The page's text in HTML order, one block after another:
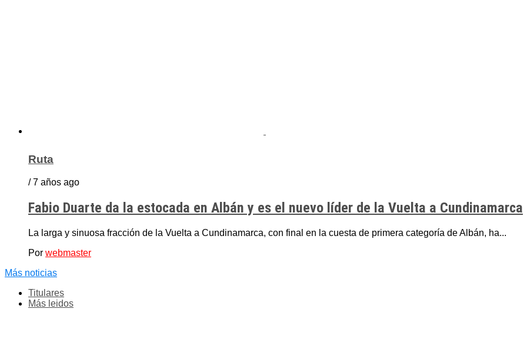
Ruta
/ 7 años ago
Fabio Duarte da la estocada en Albán y es el nuevo líder de la Vuelta a Cundinamarca
La larga y sinuosa fracción de la Vuelta a Cundinamarca, con final en la cuesta de primera categoría de Albán, ha...
Por webmaster
Más noticias
Titulares
Más leidos